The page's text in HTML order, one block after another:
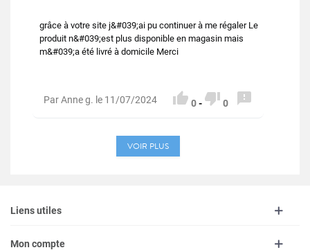
grâce à votre site j&#039;ai pu continuer à me régaler Le
produit n&#039;est plus disponible en magasin mais
m&#039;a été livré à domicile Merci
Par Anne g. le 11/07/2024  0-  0 
VOIR PLUS
Liens utiles
Mon compte